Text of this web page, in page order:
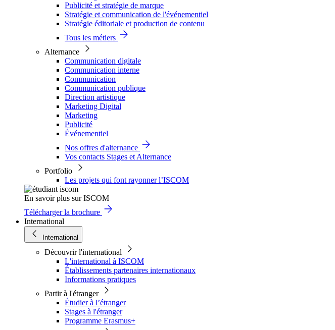
Publicité et stratégie de marque
Stratégie et communication de l'événementiel
Stratégie éditoriale et production de contenu
Tous les métiers
Alternance
Communication digitale
Communication interne
Communication
Communication publique
Direction artistique
Marketing Digital
Marketing
Publicité
Événementiel
Nos offres d'alternance
Vos contacts Stages et Alternance
Portfolio
Les projets qui font rayonner l’ISCOM
En savoir plus sur ISCOM
Télécharger la brochure
International
International
Découvrir l'international
L'international à ISCOM
Établissements partenaires internationaux
Informations pratiques
Partir à l'étranger
Étudier à l’étranger
Stages à l'étranger
Programme Erasmus+